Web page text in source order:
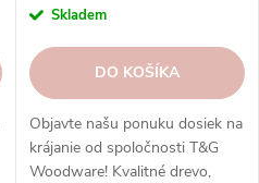
Skladem
DO KOŠÍKA
Objavte našu ponuku dosiek na
krájanie od spoločnosti T&G
Woodware! Kvalitné drevo,